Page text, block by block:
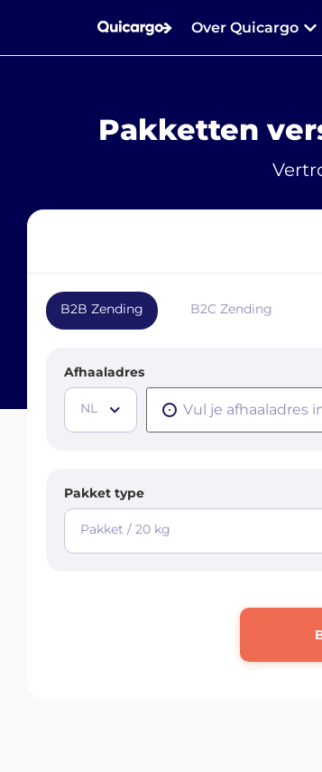
Over Quicargo
Pakketten
B2B Zending B2C Zending
Afhaaladres
NL
Pakket type
Pakket / 20 kg